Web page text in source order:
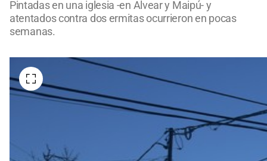
Pintadas en una iglesia -en Alvear y Maipú- y
atentados contra dos ermitas ocurrieron en pocas
semanas.